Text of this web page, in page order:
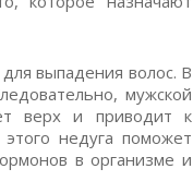
выпадения волос. В
мужской
верх и приводит к
недуга поможет
в организме и